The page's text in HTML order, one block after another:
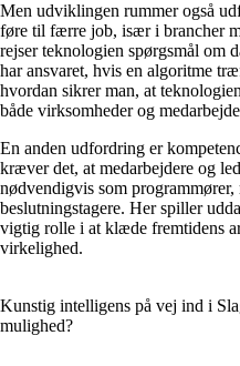
Men udviklingen rummer også
føre til færre job, især i brancher
rejser teknologien spørgsmål om
har ansvaret, hvis en algoritme
hvordan sikrer man, at
både virksomheder og
En anden udfordring er
kræver det, at medarbejdere og
nødvendigvis som programmører,
beslutningstagere. Her spiller
vigtig rolle i at klæde fremtidens
virkelighed.
Kunstig intelligens på vej ind i
mulighed?